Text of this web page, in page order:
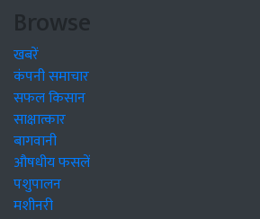
Browse
खबरें
कंपनी समाचार
सफल किसान
साक्षात्कार
बागवानी
औषधीय फसलें
पशुपालन
मशीनरी